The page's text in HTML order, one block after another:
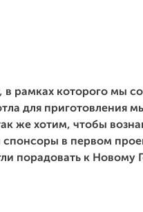
в рамках которого мы
для приготовления
же хотим, чтобы
в первом
порадовать к Новому